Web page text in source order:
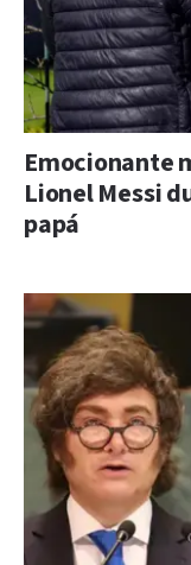
Emocionante
Lionel Messi
papá